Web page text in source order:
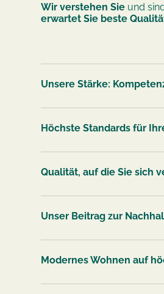
Wir verstehen Sie und
erwartet Sie beste
Unsere Stärke:
Höchste Standards für
Qualität, auf die Sie sich
Unser Beitrag zur
Modernes Wohnen auf